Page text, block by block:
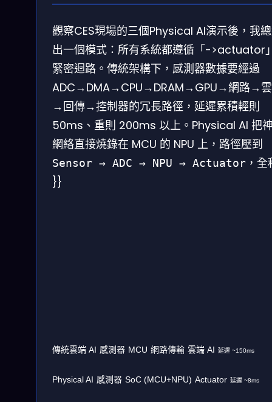
觀察CES現場的三個Physical AI演示後，我
出一個模式：所有系統都遵循「->actuator
緊密迴路。傳統架構下，感測器數據要經過
ADC→DMA→CPU→DRAM→GPU→網路→
→回傳→控制器的冗長路徑，延遲累積輕則
50ms、重則 200ms 以上。Physical AI 把
網絡直接燒錄在 MCU 的 NPU 上，路徑壓到
Sensor → ADC → NPU → Actuator ，
}}
傳統雲端 AI 感測器 MCU 網路傳輸 雲端 AI 延遲 ~150ms
Physical AI 感測器 SoC (MCU+NPU) Actuator 延遲 ~8ms